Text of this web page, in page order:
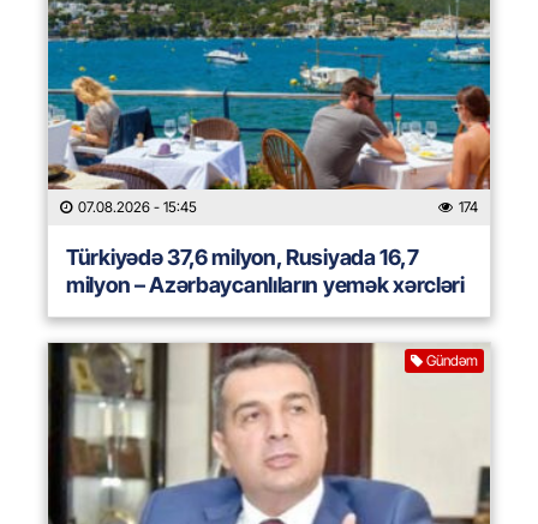
07.08.2026 - 15:45 174
Türkiyədə 37,6 milyon, Rusiyada 16,7
milyon – Azərbaycanlıların yemək xərcləri
Gündəm